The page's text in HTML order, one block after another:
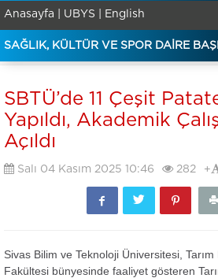
Anasayfa | UBYS | English
SAĞLIK, KÜLTÜR VE SPOR DAİRE
SBTÜ’de 11 Çeşit
Yapıldı, Akademik
Açıldı
Salı 04 Kasım 2025 10:46 282 +
Sivas Bilim ve Teknoloji Üniversitesi,
Fakültesi bünyesinde faaliyet gösteren